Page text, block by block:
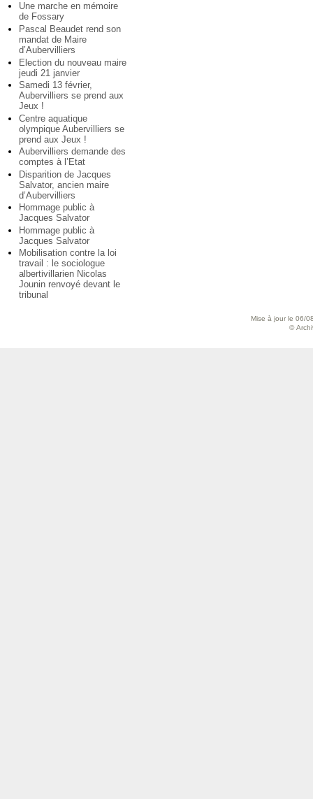
Une marche en mémoire
de Fossary
Pascal Beaudet rend son
mandat de Maire
d’Aubervilliers
Election du nouveau maire
jeudi 21 janvier
Samedi 13 février,
Aubervilliers se prend aux
Jeux !
Centre aquatique
olympique Aubervilliers se
prend aux Jeux !
Aubervilliers demande des
comptes à l’Etat
Disparition de Jacques
Salvator, ancien maire
d’Aubervilliers
Hommage public à
Jacques Salvator
Hommage public à
Jacques Salvator
Mobilisation contre la loi
travail : le sociologue
albertivillarien Nicolas
Jounin renvoyé devant le
tribunal
Mise à jour le 06/
©